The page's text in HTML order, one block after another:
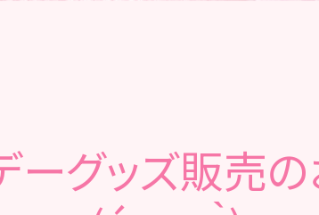
ーグッズ販売